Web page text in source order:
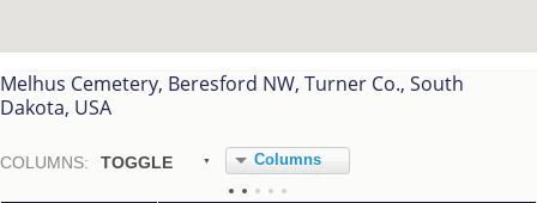
Melhus Cemetery, Beresford NW, Turner Co., South
Dakota, USA
COL UMNS: TOGGLE Columns